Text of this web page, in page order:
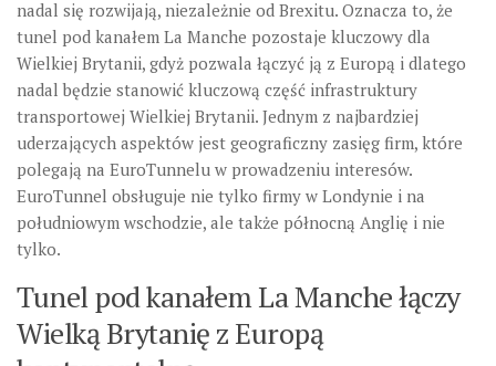
nadal się rozwijają, niezależnie od Brexitu. Oznacza to, że
tunel pod kanałem La Manche pozostaje kluczowy dla
Wielkiej Brytanii, gdyż pozwala łączyć ją z Europą i dlatego
nadal będzie stanowić kluczową część infrastruktury
transportowej Wielkiej Brytanii. Jednym z najbardziej
uderzających aspektów jest geograficzny zasięg firm, które
polegają na EuroTunnelu w prowadzeniu interesów.
EuroTunnel obsługuje nie tylko firmy w Londynie i na
południowym wschodzie, ale także północną Anglię i nie
tylko.
Tunel pod kanałem La Manche łączy
Wielką Brytanię z Europą